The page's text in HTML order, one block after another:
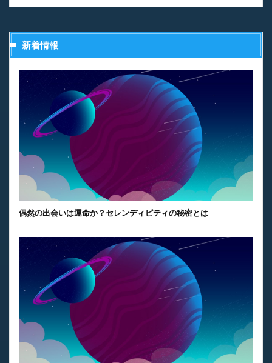
新着情報
偶然の出会いは運命か？セレンディピティの秘密とは